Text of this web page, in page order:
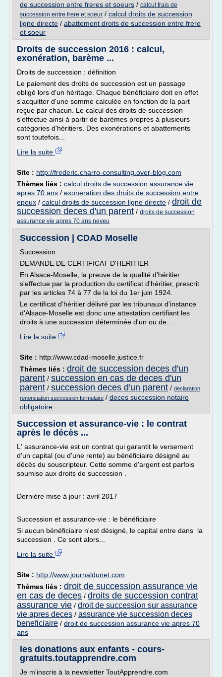
de succession entre freres et soeurs / calcul frais de
succession entre frere et soeur / calcul droits de succession
ligne directe / abattement droits de succession entre frere
et soeur
Droits de succession 2016 : calcul,
exonération, barème ...
Droits de succession : définition
Le paiement des droits de succession est un passage
obligé lors d'un héritage. Chaque bénéficiaire doit en effet
s'acquitter d'une somme calculée en fonction de la part
reçue par chacun. Le calcul des droits de succession
s'effectue ainsi à partir de barèmes propres à plusieurs
catégories d'héritiers. Des exonérations et abattements
sont toutefois...
Lire la suite
Site : http://frederic.charro-consulting.over-blog.com
Thèmes liés : calcul droits de succession assurance vie
apres 70 ans / exoneration des droits de succession entre
epoux / calcul droits de succession ligne directe / droit de
succession deces d'un parent / droits de succession
assurance vie apres 70 ans neveu
Succession | CDAD Moselle
Succession
DEMANDE DE CERTIFICAT D'HERITIER
En Alsace-Moselle, la preuve de la qualité d'héritier
s'effectue par la production du certificat d'héritier, prescrit
par les articles 74 à 77 de la loi du 1er juin 1924.
Le certificat d'héritier délivré par les tribunaux d'instance
d'Alsace-Moselle est donc une attestation certifiant les
droits à une succession déterminée d'un ou de...
Lire la suite
Site : http://www.cdad-moselle.justice.fr
Thèmes liés : droit de succession deces d'un
parent / succession en cas de deces d'un
parent / succession deces d'un parent / declaration
renonciation succession formulaire / deces succession notaire
obligatoire
Succession et assurance-vie : le contrat
après le décès ...
L' assurance-vie est un contrat qui garantit le versement
d'un capital (ou d'une rente) au bénéficiaire désigné au
décès du souscripteur. Cette somme d'argent est parfois
soumise aux droits de succession .
Dernière mise à jour : avril 2017
Succession et assurance-vie : le bénéficiaire
Si aucun bénéficiaire n'est désigné, le capital entre dans la
succession . Ce sont alors...
Lire la suite
Site : http://www.journaldunet.com
Thèmes liés : droit de succession assurance vie
en cas de deces / droits de succession contrat
assurance vie / droit de succession sur assurance
vie apres deces / assurance vie succession deces
beneficiaire / droit de succession assurance vie apres 70
ans
les donations aux enfants - cours-
gratuits.toutapprendre.com
Je m'inscris à la newsletter ToutApprendre.com